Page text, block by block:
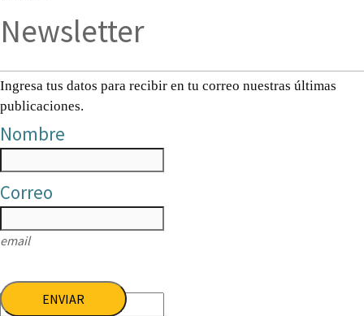
Newsletter
Ingresa tus datos para recibir en tu correo nuestras últimas
publicaciones.
Nombre
Correo
email
ENVIAR